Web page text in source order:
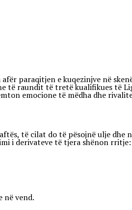
paraqitjen e kuqezinjve në
të raundit të tretë kualifikues të
emocione të mëdha dhe
të cilat do të pësojnë ulje dhe
i derivateve të tjera shënon
në vend.